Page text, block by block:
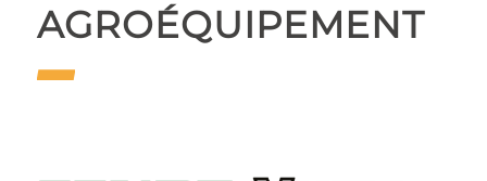
AGROÉQUIPEMENT